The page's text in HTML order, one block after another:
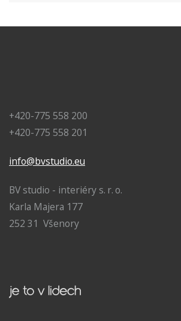
+420-775 558 200
+420-775 558 201
info@bvstudio.eu
BV studio - interiéry s. r. o.
Karla Majera 177
252 31 Všenory